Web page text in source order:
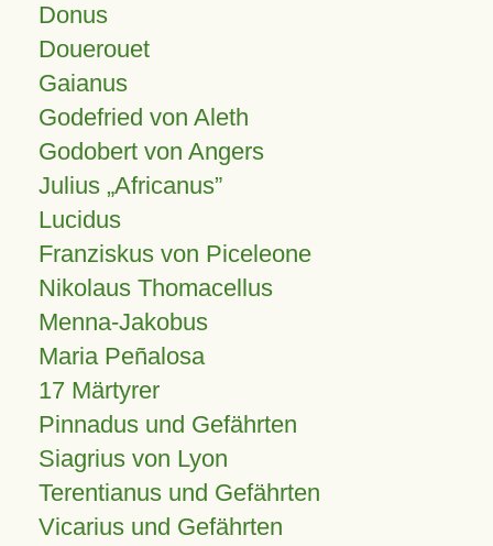
Donus
Douerouet
Gaianus
Godefried von Aleth
Godobert von Angers
Julius Africanus
Lucidus
Franziskus von Piceleone
Nikolaus Thomacellus
Menna-Jakobus
Maria Peñalosa
17 Märtyrer
Pinnadus und Gefährten
Siagrius von Lyon
Terentianus und Gefährten
Vicarius und Gefährten